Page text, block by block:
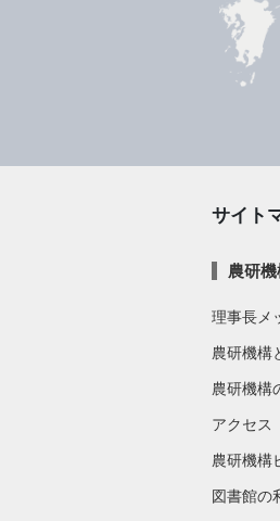
サイト
農研
理事長メ
農研機構
農研機構
アクセス
農研機構
図書館の